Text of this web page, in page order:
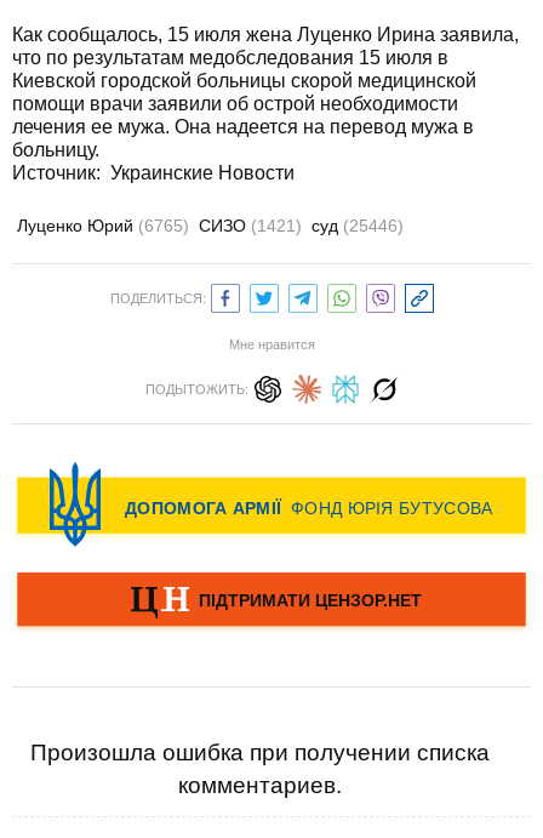
Как сообщалось, 15 июля жена Луценко Ирина заявила,
что по результатам медобследования 15 июля в
Киевской городской больницы скорой медицинской
помощи врачи заявили об острой необходимости
лечения ее мужа. Она надеется на перевод мужа в
больницу.
Источник: Украинские Новости
Луценко Юрий (6765) СИЗО (1421) суд (25446)
ПОДЕЛИТЬСЯ:
Мне нравится
ПОДЫТОЖИТЬ:
Произошла ошибка при получении списка
комментариев.